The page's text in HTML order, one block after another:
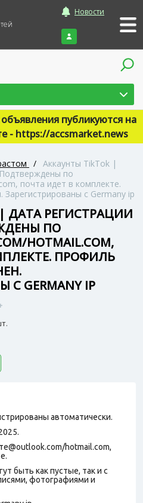
Новости
Войти
публикуются на
- https://accsmarket.news
/ Аккаунты TikTok |
по
почта идет в комплекте.
с Germany ip
ДАТА РЕГИСТРАЦИИ
ПО
HOTMAIL.COM,
ПРОФИЛЬ
GERMANY IP
автоматически.
hotmail.com,
быть как пустые, так и с
фотографиями и